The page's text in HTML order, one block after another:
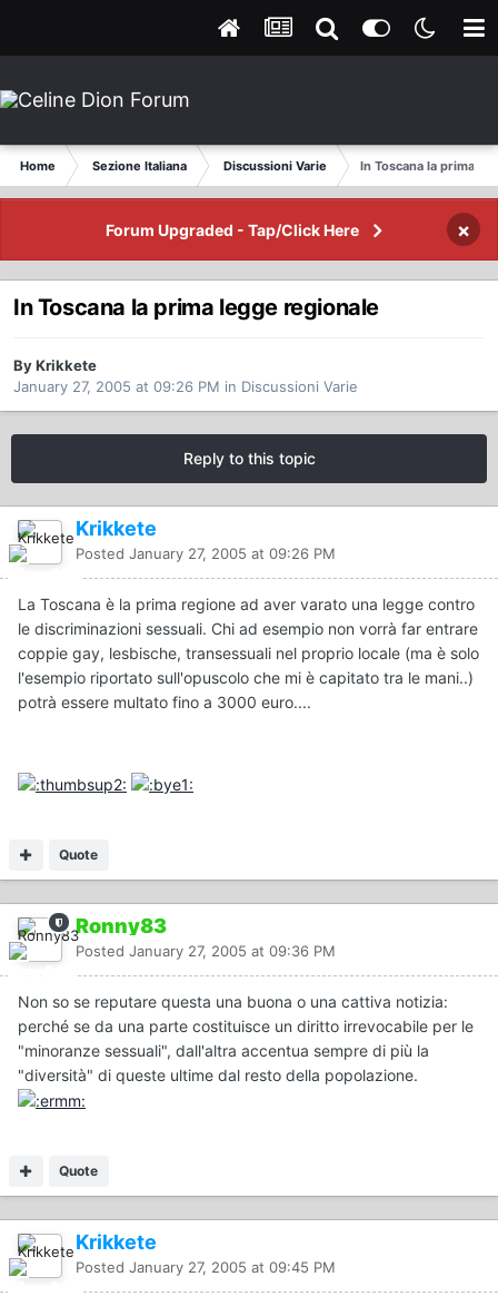
Home Sezione Italiana Discussioni Varie In Toscana la prima
Forum Upgraded - Tap/Click Here ×
In Toscana la prima legge regionale
By Krikkete
January 27, 2005 at 09:26 PM in Discussioni Varie
Reply to this topic
Krikkete
Posted January 27, 2005 at 09:26 PM
La Toscana è la prima regione ad aver varato una legge contro
le discriminazioni sessuali. Chi ad esempio non vorrà far entrare
coppie gay, lesbische, transessuali nel proprio locale (ma è solo
l'esempio riportato sull'opuscolo che mi è capitato tra le mani..)
potrà essere multato fino a 3000 euro....
Quote
Ronny83
Posted January 27, 2005 at 09:36 PM
Non so se reputare questa una buona o una cattiva notizia:
perché se da una parte costituisce un diritto irrevocabile per le
"minoranze sessuali", dall'altra accentua sempre di più la
"diversità" di queste ultime dal resto della popolazione.
Quote
Krikkete
Posted January 27, 2005 at 09:45 PM